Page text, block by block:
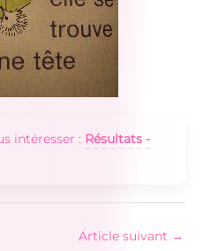
intéresser : Résultats -
Article suivant →